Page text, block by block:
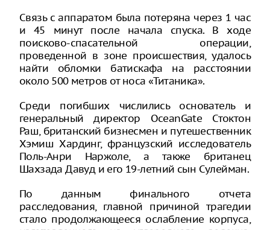
Связь с аппаратом была потеряна через 1 час
и 45 минут после начала спуска. В ходе
поисково-спасательной операции,
проведенной в зоне происшествия, удалось
найти обломки батискафа на расстоянии
около 500 метров от носа «Титаника».
Среди погибших числились основатель и
генеральный директор OceanGate Стоктон
Раш, британский бизнесмен и путешественник
Хэмиш Хардинг, французский исследователь
Поль-Анри Наржоле, а также британец
Шахзада Давуд и его 19-летний сын Сулейман.
По данным финального отчета
расследования, главной причиной трагедии
стало продолжающееся ослабление корпуса,